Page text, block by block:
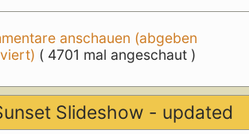
anschauen (abgeben
( 4701 mal angeschaut )
Slideshow - updated